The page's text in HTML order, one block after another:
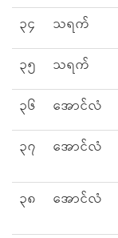
၃၄ သရက်
၃၅ သရက်
၃၆ အောင်လံ
၃၇ အောင်လံ
၃၈ အောင်လံ